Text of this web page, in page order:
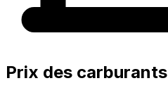
Prix des carburants